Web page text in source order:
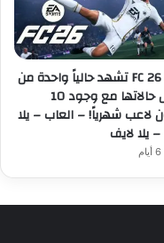
لعبة FC 26 تشهد حالياً واحدة من
أفضل حالاتها مع وجود 10
لاعب شهرياً! – العاب – يلا
يلا لايف